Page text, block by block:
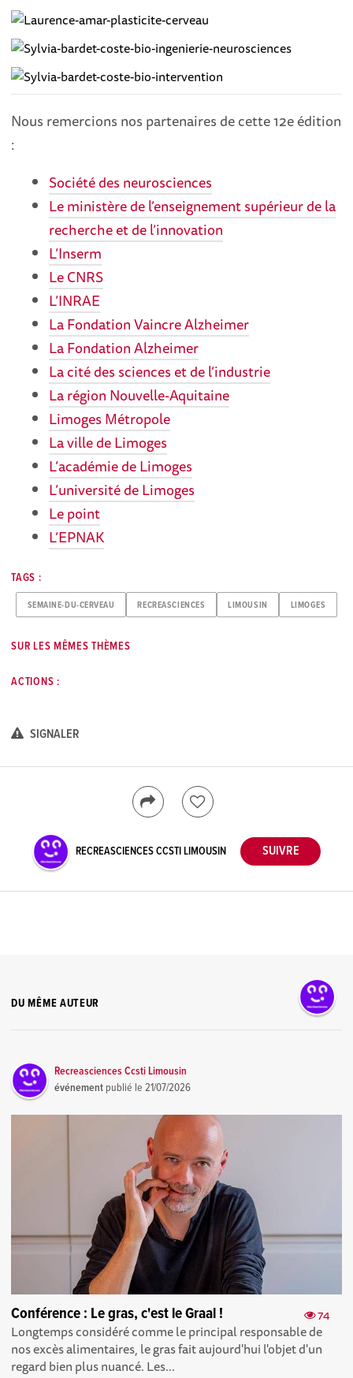
Nous remercions nos partenaires de cette 12e édition
:
Société des neurosciences
Le ministère de l’enseignement supérieur de la
recherche et de l’innovation
L’Inserm
Le CNRS
L’INRAE
La Fondation Vaincre Alzheimer
La Fondation Alzheimer
La cité des sciences et de l’industrie
La région Nouvelle-Aquitaine
Limoges Métropole
La ville de Limoges
L’académie de Limoges
L’université de Limoges
Le point
L’EPNAK
TAGS :
SEMAINE-DU-CERVEAU RECREASCIENCES LIMOUSIN LIMOGES
SUR LES MÊMES THÈMES
ACTIONS :
SIGNALER
RECREASCIENCES CCSTI LIMOUSIN
DU MÊME AUTEUR
Recreasciences Ccsti Limousin
événement publié le21/07/2026
74
Conférence : Le gras, c'est le Graal !
Longtemps considéré comme le principal responsable de
nos excès alimentaires, le gras fait aujourd'hui l'objet d'un
regard bien plus nuancé. Les...